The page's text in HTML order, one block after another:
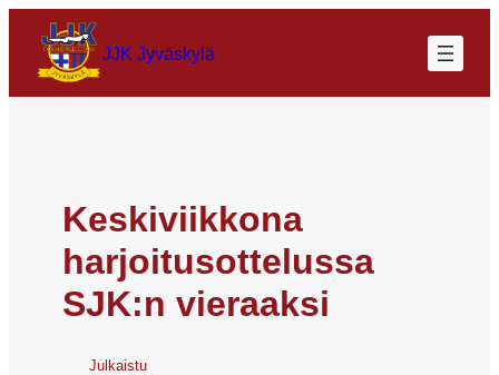
JJK Jyväskylä
Keskiviikkona
harjoitusottelussa
SJK:n vieraaksi
Julkaistu